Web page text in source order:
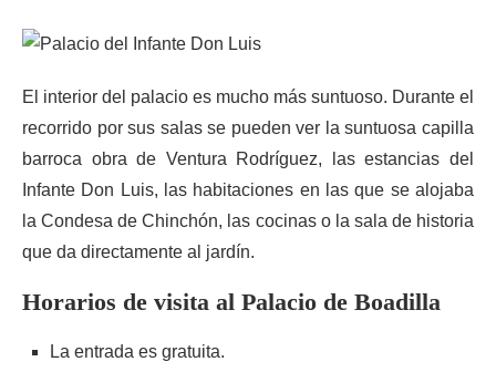
El interior del palacio es mucho más suntuoso. Durante el
recorrido por sus salas se pueden ver la suntuosa capilla
barroca obra de Ventura Rodríguez, las estancias del
Infante Don Luis, las habitaciones en las que se alojaba
la Condesa de Chinchón, las cocinas o la sala de historia
que da directamente al jardín.
Horarios de visita al Palacio de Boadilla
La entrada es gratuita.